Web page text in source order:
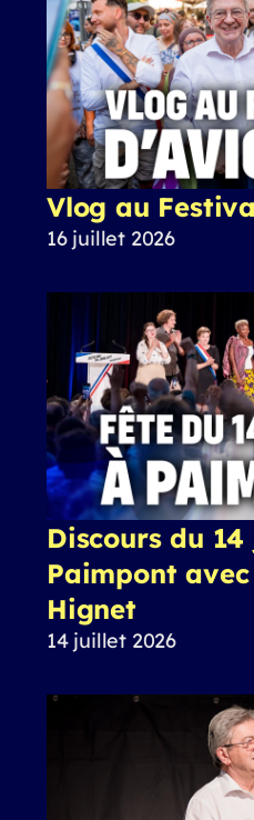
Vlog au
16 juillet 2026
Discours du
Paimpont
Hignet
14 juillet 2026